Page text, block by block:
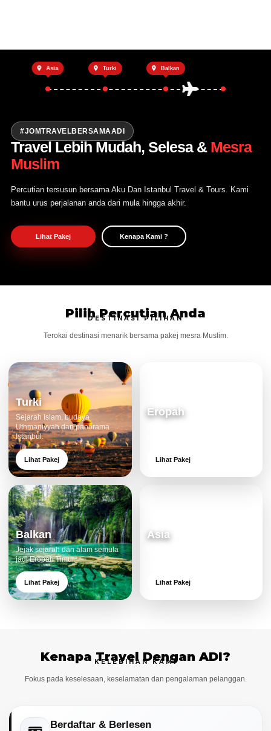
Tentang Kami
Hubungi Kami
Asia Turki Balkan
#JOMTRAVELBERSAMAADI
Travel Lebih Mudah, Selesa & Mesra
Muslim
Percutian tersusun bersama Aku Dan Istanbul Travel & Tours. Kami
bantu urus perjalanan anda dari mula hingga akhir.
Lihat Pakej Kenapa Kami ?
DESTINASI PILIHAN
Pilih Percutian Anda
Terokai destinasi menarik bersama pakej mesra Muslim.
Turki
Sejarah Islam, budaya
Uthmaniyyah dan panorama
Istanbul.
Lihat Pakej
Eropah
Lihat Pakej
Balkan
Jejak sejarah dan alam semula
jadi Eropah Timur.
Lihat Pakej
Asia
Lihat Pakej
KELEBIHAN KAMI
Kenapa Travel Dengan ADI?
Fokus pada keselesaan, keselamatan dan pengalaman pelanggan.
Berdaftar & Berlesen